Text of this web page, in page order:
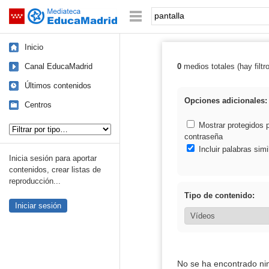
Saltar navegación Palabra o frase:
Inicio
Canal EducaMadrid
Últimos contenidos
Centros
Inicia sesión para aportar
contenidos, crear listas de
reproducción...
Iniciar sesión
Resultados de:
0medios totales (hay
Opciones adicionales:
Mostrar protegidos
contraseña
Incluir palabras
Tipo de contenido:
No se ha encontrado